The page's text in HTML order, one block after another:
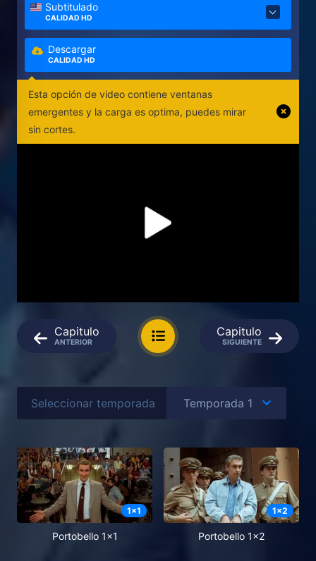
Subtitulado
CALIDAD HD
Descargar
CALIDAD HD
Esta opción de video contiene ventanas
emergentes y la carga es optima, puedes mirar
sin cortes.
Capitulo
ANTERIOR
Capitulo
SIGUIENTE
Seleccionar temporada
1x1
Portobello 1x1
1x2
Portobello 1x2